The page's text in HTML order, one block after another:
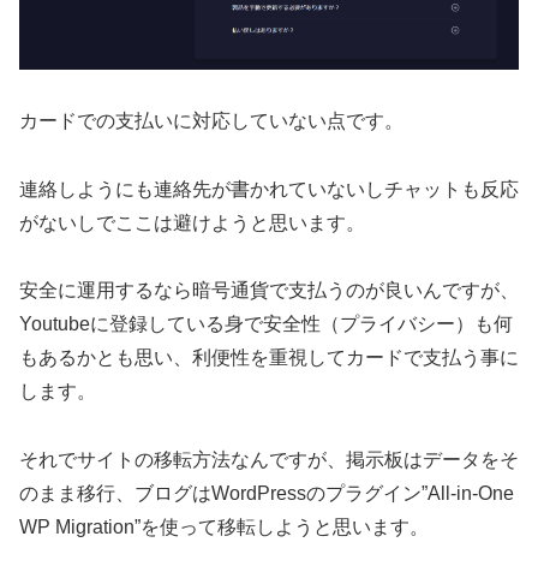
カードでの支払いに対応していない点です。
連絡しようにも連絡先が書かれていないしチャットも反応
がないしでここは避けようと思います。
安全に運用するなら暗号通貨で支払うのが良いんですが、
Youtubeに登録している身で安全性（プライバシー）も何
もあるかとも思い、利便性を重視してカードで支払う事に
します。
それでサイトの移転方法なんですが、掲示板はデータをそ
のまま移行、ブログはWordPressのプラグイン”All-in-One
WP Migration”を使って移転しようと思います。